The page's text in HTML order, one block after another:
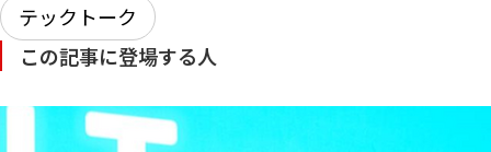
テックトーク
この記事に登場する人